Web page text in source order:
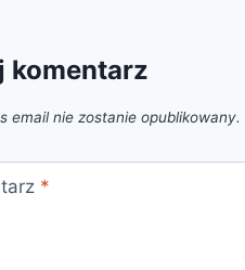
komentarz
email nie zostanie opublikowany.
*